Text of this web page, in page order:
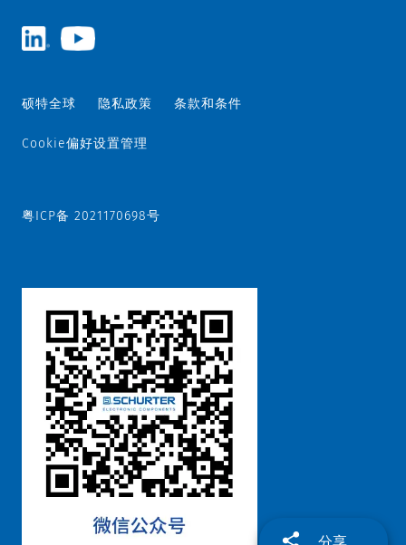
硕特全球 隐私政策 条款和条件
Cookie偏好设置管理
粤ICP备 2021170698号